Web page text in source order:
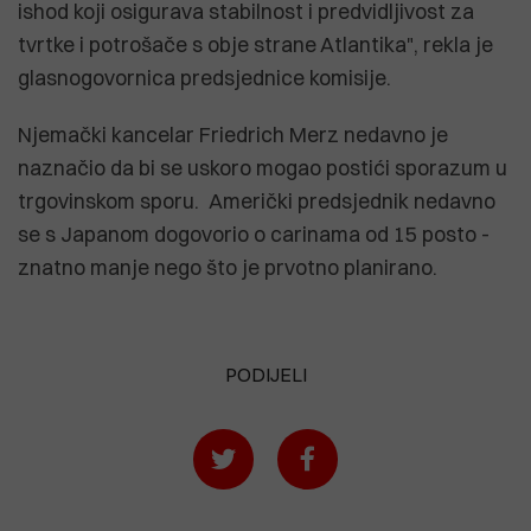
ishod koji osigurava stabilnost i predvidljivost za
tvrtke i potrošače s obje strane Atlantika", rekla je
glasnogovornica predsjednice komisije.
Njemački kancelar Friedrich Merz nedavno je
naznačio da bi se uskoro mogao postići sporazum u
trgovinskom sporu. Američki predsjednik nedavno
se s Japanom dogovorio o carinama od 15 posto -
znatno manje nego što je prvotno planirano.
PODIJELI